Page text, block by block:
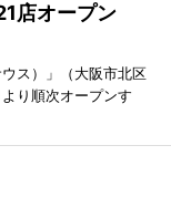
店オープン
ス）」（大阪市北区
り順次オープンす